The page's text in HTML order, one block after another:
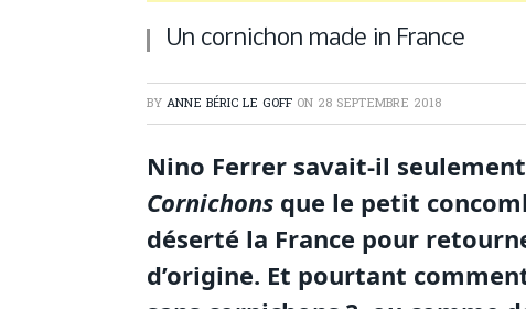
Un cornichon made in France
BY ANNE BÉRIC LE GOFF ON 28 SEPTEMBRE 2018
Nino Ferrer savait-il
Cornichons que le petit
déserté la France pour
d’origine. Et pourtant